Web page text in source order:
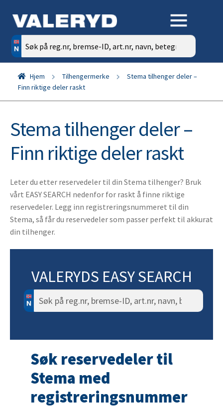
Søk
etter:
Hjem Tilhengermerke
Stema tilhenger deler –
Finn riktige deler raskt
Stema tilhenger deler –
Finn riktige deler raskt
Leter du etter reservedeler til din Stema tilhenger? Bruk
vårt EASY SEARCH nedenfor for raskt å finne riktige
reservedeler. Legg inn registreringsnummeret til din
Stema, så får du reservedeler som passer perfekt til akkurat
din tilhenger.
VALERYDS EASY SEARCH
Søk
etter:
Søk reservedeler til
Stema med
registreringsnummer